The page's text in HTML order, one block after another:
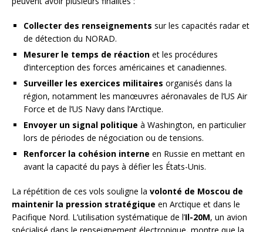
Collecter des renseignements sur les capacités radar et
de détection du NORAD.
Mesurer le temps de réaction et les procédures
d’interception des forces américaines et canadiennes.
Surveiller les exercices militaires organisés dans la
région, notamment les manœuvres aéronavales de l’US Air
Force et de l’US Navy dans l’Arctique.
Envoyer un signal politique à Washington, en particulier
lors de périodes de négociation ou de tensions.
Renforcer la cohésion interne en Russie en mettant en
avant la capacité du pays à défier les États-Unis.
La répétition de ces vols souligne la volonté de Moscou de
maintenir la pression stratégique en Arctique et dans le
Pacifique Nord. L’utilisation systématique de l’Il-20M, un avion